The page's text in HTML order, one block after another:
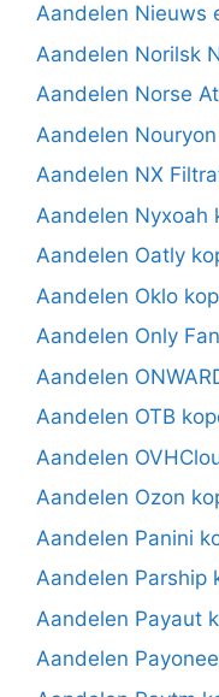
Aandelen Nieuws
Aandelen Norilsk
Aandelen Norse
Aandelen
Aandelen NX
Aandelen Nyxoah
Aandelen Oatly
Aandelen Oklo
Aandelen Only
Aandelen
Aandelen OTB
Aandelen
Aandelen Ozon
Aandelen Panini
Aandelen Parship
Aandelen Payaut
Aandelen